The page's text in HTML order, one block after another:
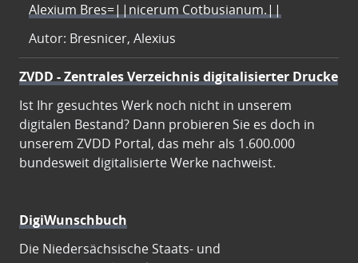
Alexium Bres=||nicerum Cotbusianum.||
Autor: Bresnicer, Alexius
ZVDD - Zentrales Verzeichnis digitalisierter Drucke
Ist Ihr gesuchtes Werk noch nicht in unserem
digitalen Bestand? Dann probieren Sie es doch in
unserem ZVDD Portal, das mehr als 1.600.000
bundesweit digitalisierte Werke nachweist.
DigiWunschbuch
Die Niedersächsische Staats- und